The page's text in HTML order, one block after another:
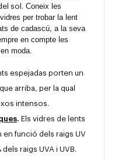
sol. Coneix les
per trobar la lent
de cadascú, a la seva
en compte les
moda.
espejadas porten un
arriba, per la qual
intensos.
. Els vidres de lents
funció dels raigs UV
raigs UVA i UVB.